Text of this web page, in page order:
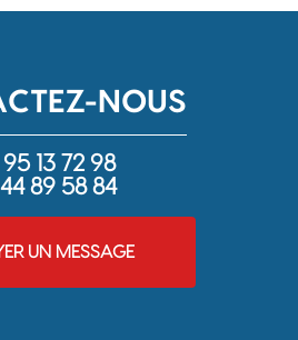
NOUS
13 72 98
89 58 84
UN MESSAGE